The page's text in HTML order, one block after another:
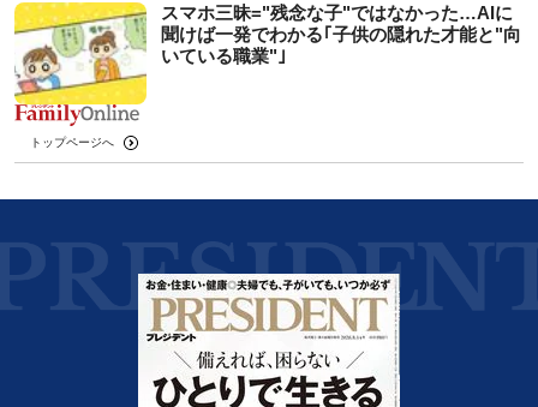
スマホ三昧="残念な子"ではなかった…AIに
聞けば一発でわかる｢子供の隠れた才能と"向
いている職業"｣
トップページへ